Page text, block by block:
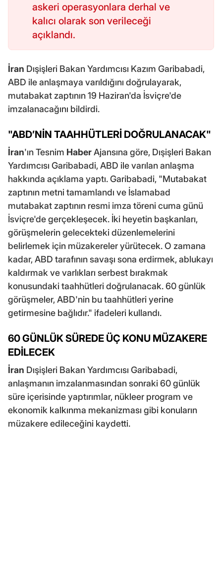
askeri operasyonlara derhal ve
kalıcı olarak son verileceği
açıklandı.
İran Dışişleri Bakan Yardımcısı Kazım Garibabadi,
ABD ile anlaşmaya varıldığını doğrulayarak,
mutabakat zaptının 19 Haziran'da İsviçre'de
imzalanacağını bildirdi.
"ABD’NİN TAAHHÜTLERİ DOĞRULANACAK"
İran'ın Tesnim HaberAjansına göre, Dışişleri Bakan
Yardımcısı Garibabadi, ABD ile varılan anlaşma
hakkında açıklama yaptı. Garibabadi, "Mutabakat
zaptının metni tamamlandı ve İslamabad
mutabakat zaptının resmi imza töreni cuma günü
İsviçre'de gerçekleşecek. İki heyetin başkanları,
görüşmelerin gelecekteki düzenlemelerini
belirlemek için müzakereler yürütecek. O zamana
kadar, ABD tarafının savaşı sona erdirmek, ablukayı
kaldırmak ve varlıkları serbest bırakmak
konusundaki taahhütleri doğrulanacak. 60 günlük
görüşmeler, ABD'nin bu taahhütleri yerine
getirmesine bağlıdır." ifadeleri kullandı.
60 GÜNLÜK SÜREDE ÜÇ KONU MÜZAKERE
EDİLECEK
İran Dışişleri Bakan Yardımcısı Garibabadi,
anlaşmanın imzalanmasından sonraki 60 günlük
süre içerisinde yaptırımlar, nükleer program ve
ekonomik kalkınma mekanizması gibi konuların
müzakere edileceğini kaydetti.